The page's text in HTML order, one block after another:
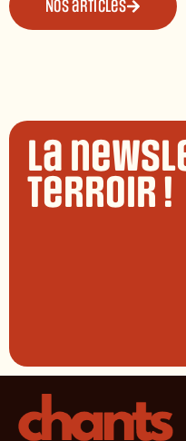
Nos articles
La
terroir !